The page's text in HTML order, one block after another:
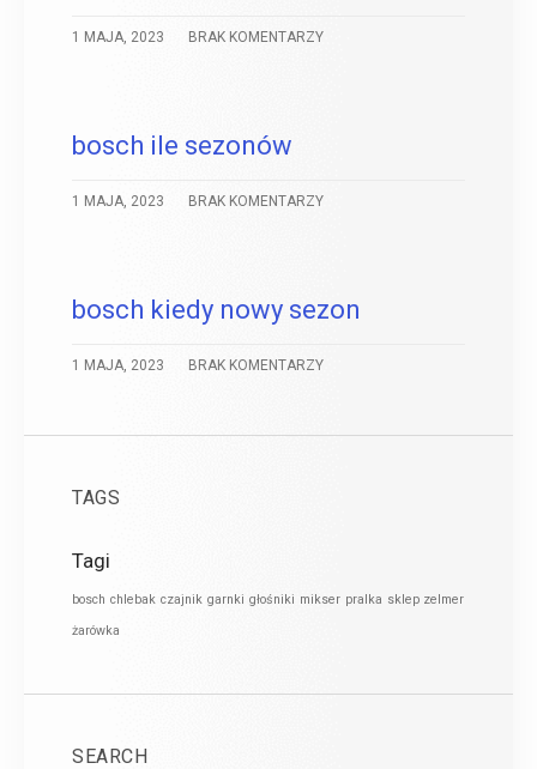
1 MAJA, 2023 BRAK KOMENTARZY
bosch ile sezonów
1 MAJA, 2023 BRAK KOMENTARZY
bosch kiedy nowy sezon
1 MAJA, 2023 BRAK KOMENTARZY
TAGS
Tagi
bosch chlebak czajnik garnki głośniki mikser pralka sklep zelmer
żarówka
SEARCH